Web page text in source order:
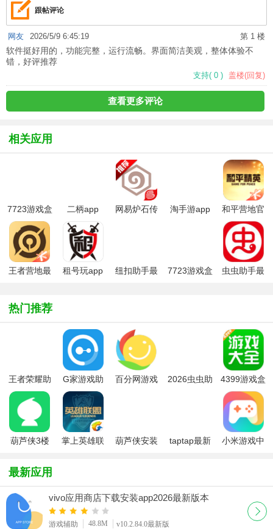
跟帖评论
第 1 楼
网友 2026/5/9 6:45:19
软件挺好用的，功能完整，运行流畅。界面简洁美观，整体体验不
错，好评推荐
支持( 0 ) 盖楼(回复)
查看更多评论
相关应用
7723游戏盒
子官方版正
版
二柄app
网易炉石传
淘手游app
和平营地官
方平台
王者营地最
租号玩app
纽扣助手最
7723游戏盒
虫虫助手最
热门推荐
王者荣耀助
手手机版(王
者营地)
G家游戏助
手(极管家)
百分网游戏
2026虫虫助
4399游戏盒
免费版
葫芦侠3楼
本
掌上英雄联
葫芦侠安装
taptap最新
小米游戏中
最新应用
vivo应用商店下载安装app2026最新版本
游戏辅助 48.8M v10.2.84.0最新版